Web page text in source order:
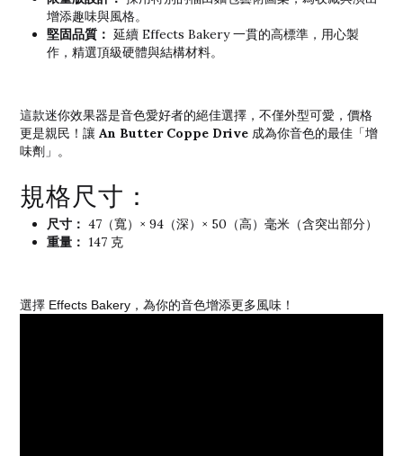
增添趣味與風格。
堅固品質： 延續 Effects Bakery 一貫的高標準，用心製
作，精選頂級硬體與結構材料。
這款迷你效果器是音色愛好者的絕佳選擇，不僅外型可愛，價格
更是親民！讓 An Butter Coppe Drive 成為你音色的最佳「增
味劑」。
規格尺寸：
尺寸： 47（寬）× 94（深）× 50（高）毫米（含突出部分）
重量： 147 克
選擇 Effects Bakery，為你的音色增添更多風味！